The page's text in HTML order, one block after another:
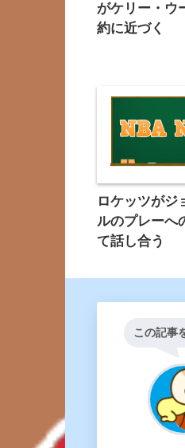
がケリー・ウ
約に近づく
ロケッツがジ
ルのプレーへ
て話し合う
この記事